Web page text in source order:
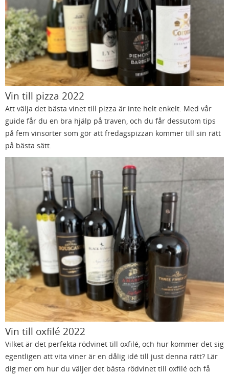
Vin till pizza 2022
Att välja det bästa vinet till pizza är inte helt enkelt. Med vår
guide får du en bra hjälp på traven, och du får dessutom tips
på fem vinsorter som gör att fredagspizzan kommer till sin rätt
på bästa sätt.
Vin till oxfilé 2022
Vilket är det perfekta rödvinet till oxfilé, och hur kommer det sig
egentligen att vita viner är en dålig idé till just denna rätt? Lär
dig mer om hur du väljer det bästa rödvinet till oxfilé och få